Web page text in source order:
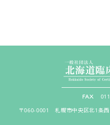
〒060-0001 札幌市中央区北1条